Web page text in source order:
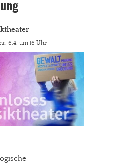
6.4. um 16 Uhr